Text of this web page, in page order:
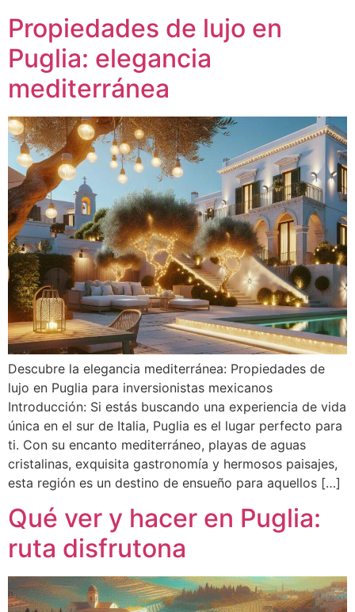
Propiedades de lujo en
Puglia: elegancia
mediterránea
Descubre la elegancia mediterránea: Propiedades de
lujo en Puglia para inversionistas mexicanos
Introducción: Si estás buscando una experiencia de vida
única en el sur de Italia, Puglia es el lugar perfecto para
ti. Con su encanto mediterráneo, playas de aguas
cristalinas, exquisita gastronomía y hermosos paisajes,
esta región es un destino de ensueño para aquellos […]
Qué ver y hacer en Puglia:
ruta disfrutona